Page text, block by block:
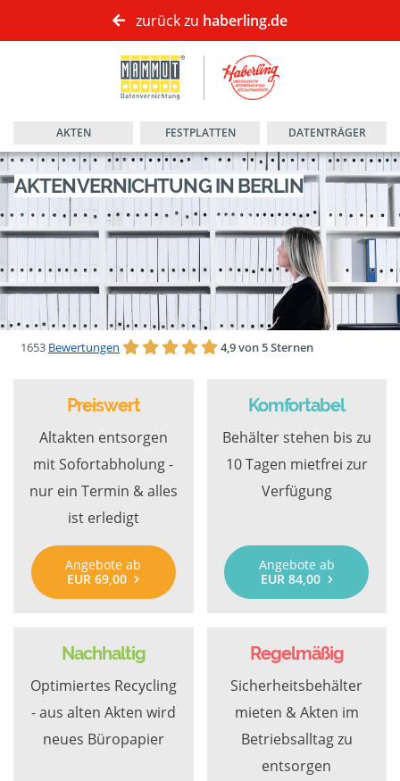
zurück zu haberling.de
AKTEN FESTPLATTEN DATENTRÄGER
AKTENVERNICHTUNG IN BERLIN
1653 Bewertungen 4,9 von 5 Sternen
Preiswert
Altakten entsorgen
mit Sofortabholung -
nur ein Termin & alles
ist erledigt
Angebote ab
EUR 69,00
Komfortabel
Behälter stehen bis zu
10 Tagen mietfrei zur
Verfügung
Angebote ab
EUR 84,00
Nachhaltig
Optimiertes Recycling
- aus alten Akten wird
neues Büropapier
Regelmäßig
Sicherheitsbehälter
mieten & Akten im
Betriebsalltag zu
entsorgen